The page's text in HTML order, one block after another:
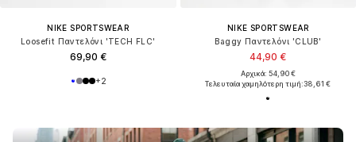
NIKE SPORTSWEAR
Loosefit Παντελόνι 'TECH FLC'
69,90 €
+2
NIKE SPORTSWEAR
Baggy Παντελόνι 'CLUB'
44,90 €
Αρχικά: 54,90 €
Τελευταία χαμηλότερη τιμή:38,61 €